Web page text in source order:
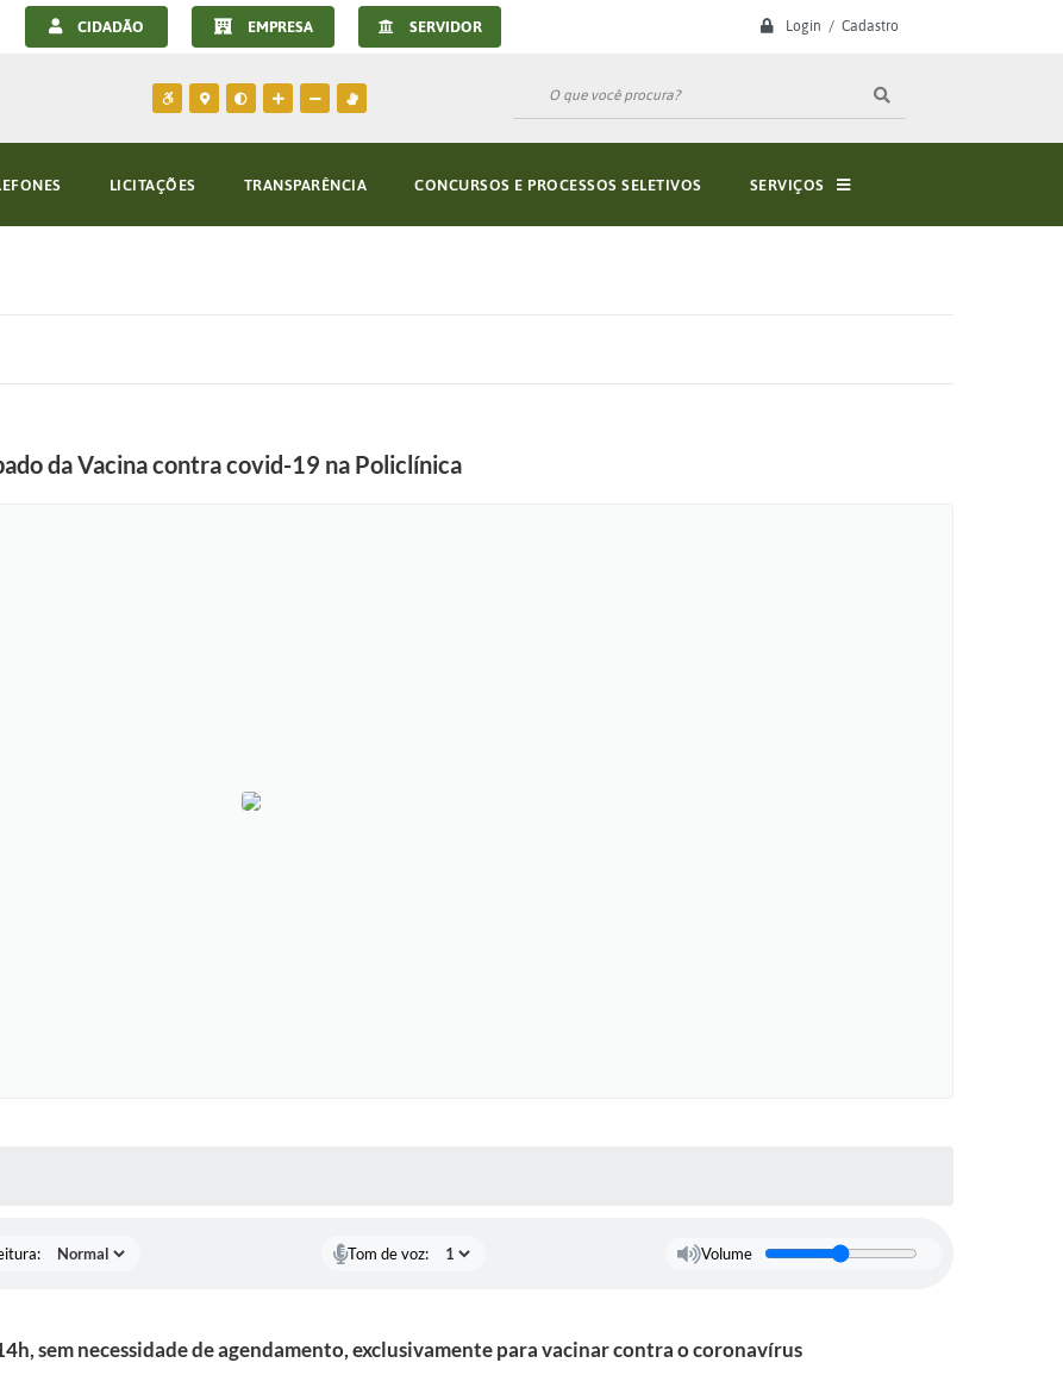
Login / Cadastro
CIDADÃO EMPRESA SERVIDOR
LICITAÇÕES TRANSPARÊNCIA CONCURSOS E PROCESSOS SELETIVOS SERVIÇOS
da Vacina contra covid-19 na Policlínica
Tom de voz: Volume
sem necessidade de agendamento, exclusivamente para vacinar contra o coronavírus